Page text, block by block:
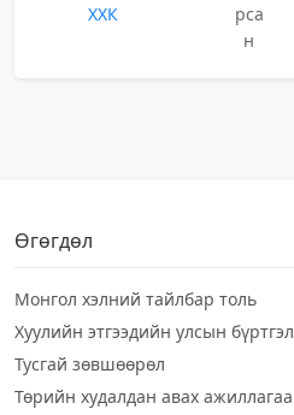
ХХК
рса
н
Өгөгдөл
Монгол хэлний тайлбар толь
Хуулийн этгээдийн улсын бүртгэл
Тусгай зөвшөөрөл
Төрийн худалдан авах ажиллагаа